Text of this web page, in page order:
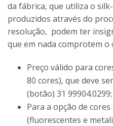
da fábrica, que utiliza o
produzidos através do
resolução, podem ter
que em nada comprotem o
Preço válido para
80 cores), que deve
(botão) 31 99904.0299;
Para a opção de
(fluorescentes e